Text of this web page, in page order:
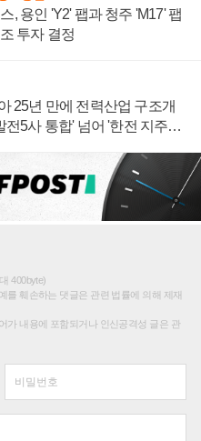
, 용인 'Y2' 팹과 청주 'M17' 팹
투자 결정
25년 만에 전력산업 구조개
전5사 통합' 넘어 '한전 지주사'
400byte)
를 훼손하는 댓글은 관련 법률에 의해 제재
가 내용에 포함되거나 인신공격성 글은 관